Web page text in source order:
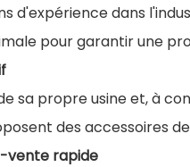
d'expérience dans
pour garantir une
sa propre usine et, à
des accessoires
vente rapide